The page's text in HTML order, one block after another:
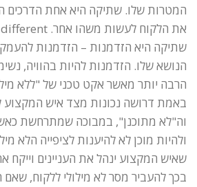
המטרות שלו. שתיקה היא אחת הדרכים
את הלקוח לעשות משהו אחר. Do one thing different.
שתיקה היא הזדמנות – הזדמנות
הנושא שלו. הזדמנות להיות בהוויה,
הרבה יותר מאשר אקט טכני של "ללא
באמת דרושה נכונות מצד איש המקצוע
וה"לא מתוכנן", במבוכה שמתרחשת
ולהיות מוכן לא להיענות לציפייה הלא
שאיש המקצוע ינהל את העניינים וייקח
בכך להעביר מסר לא מילולי ללקוח, שאם